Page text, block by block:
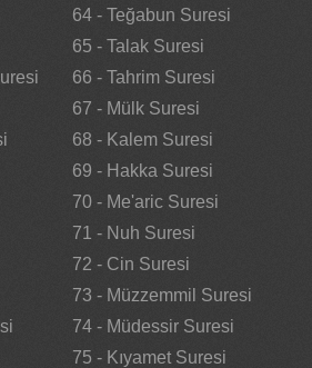
64 - Teğabun Suresi
65 - Talak Suresi
66 - Tahrim Suresi
67 - Mülk Suresi
68 - Kalem Suresi
69 - Hakka Suresi
70 - Me'aric Suresi
71 - Nuh Suresi
72 - Cin Suresi
73 - Müzzemmil Suresi
74 - Müdessir Suresi
75 - Kıyamet Suresi